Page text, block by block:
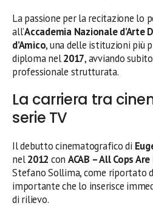
La passione per la recitazione lo
all’Accademia Nazionale d’Arte
d’Amico, una delle istituzioni più
diploma nel2017, avviando
professionale strutturata.
La carriera tra
serie TV
Il debutto cinematografico di
nel2012 con ACAB – All Cops
Stefano Sollima, come riportato
importante che lo inserisce
di rilievo.